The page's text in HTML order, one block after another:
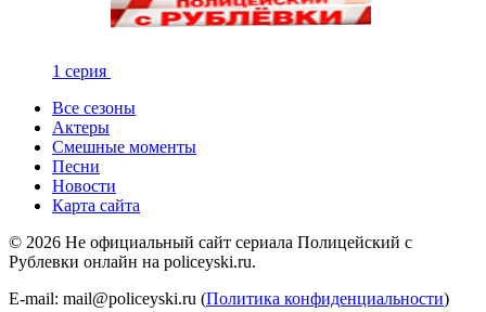
1 серия
Все сезоны
Актеры
Смешные моменты
Песни
Новости
Карта сайта
© 2026 Не официальный сайт сериала Полицейский с
Рублевки онлайн на policeyski.ru.
E-mail: mail@policeyski.ru (Политика конфиденциальности)